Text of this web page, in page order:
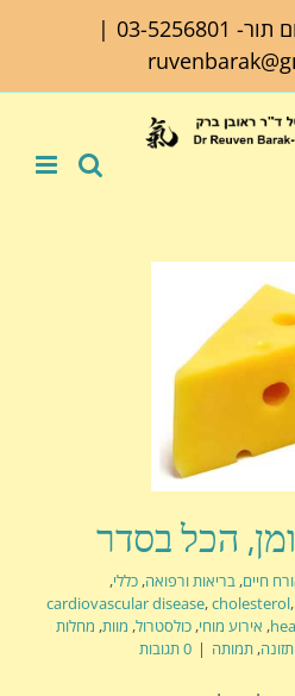
תור- 03-5256801
|
חיים, בריאות ורפואה, כללי,
cardiovascular disease,cholesterol,
, אירוע מוחי, כולסטרול, מוות, מחלות
תזונה, תמותה | 0 תגובות